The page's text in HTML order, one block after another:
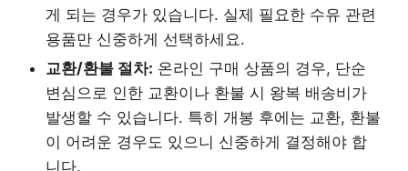
게 되는 경우가 있습니다. 실제 필요한 수유 관련
용품만 신중하게 선택하세요.
교환/환불 절차: 온라인 구매 상품의 경우, 단순
변심으로 인한 교환이나 환불 시 왕복 배송비가
발생할 수 있습니다. 특히 개봉 후에는 교환, 환불
이 어려운 경우도 있으니 신중하게 결정해야 합
니다.